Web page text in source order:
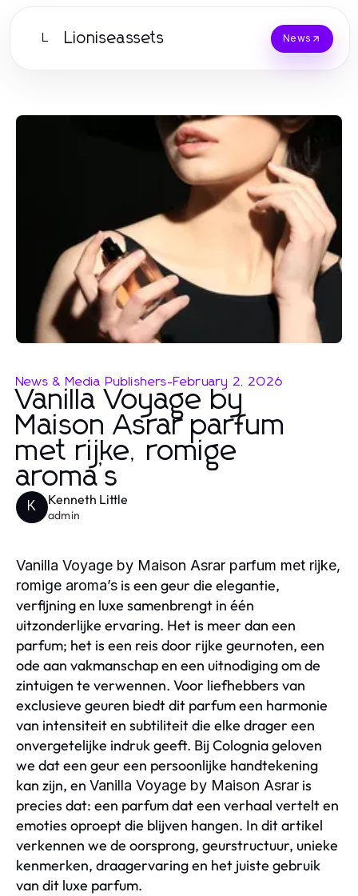
L Lioniseassets News
News & Media Publishers-February 2, 2026
Vanilla Voyage by
Maison Asrar parfum
met rijke, romige
aroma’s
K Kenneth Little
admin
Vanilla Voyage by Maison Asrar parfum met rijke,
romige aroma’s is een geur die elegantie,
verfijning en luxe samenbrengt in één
uitzonderlijke ervaring. Het is meer dan een
parfum; het is een reis door rijke geurnoten, een
ode aan vakmanschap en een uitnodiging om de
zintuigen te verwennen. Voor liefhebbers van
exclusieve geuren biedt dit parfum een harmonie
van intensiteit en subtiliteit die elke drager een
onvergetelijke indruk geeft. Bij Colognia geloven
we dat een geur een persoonlijke handtekening
kan zijn, en Vanilla Voyage by Maison Asrar is
precies dat: een parfum dat een verhaal vertelt en
emoties oproept die blijven hangen. In dit artikel
verkennen we de oorsprong, geurstructuur, unieke
kenmerken, draagervaring en het juiste gebruik
van dit luxe parfum.